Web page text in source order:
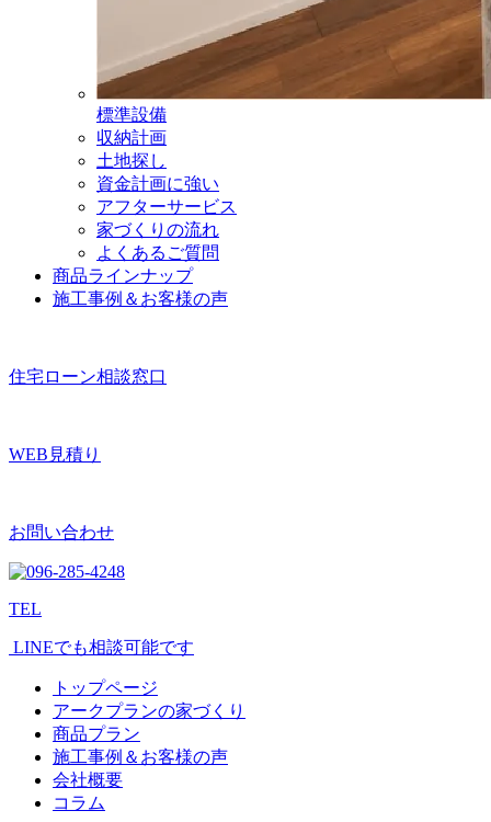
標準設備
収納計画
土地探し
資金計画に強い
アフターサービス
家づくりの流れ
よくあるご質問
商品ラインナップ
施工事例＆お客様の声
住宅ローン相談窓口
WEB見積り
お問い合わせ
TEL
LINEでも相談可能です
トップページ
アークプランの家づくり
商品プラン
施工事例＆お客様の声
会社概要
コラム